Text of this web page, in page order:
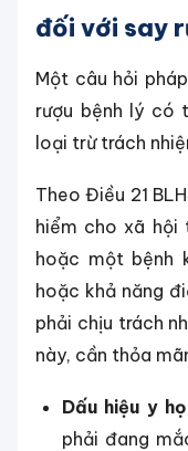
đối với say
Một câu hỏi
rượu bệnh lý có
loại trừ trách
Theo Điều 21
hiểm cho xã hội
hoặc một bệnh
hoặc khả năng
phải chịu trách
này, cần thỏa
Dấu hiệu y
phải đang